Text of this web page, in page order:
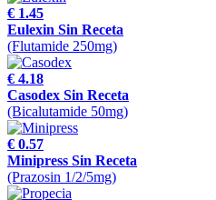
€ 1.45
Eulexin Sin Receta
(Flutamide 250mg)
€ 4.18
Casodex Sin Receta
(Bicalutamide 50mg)
€ 0.57
Minipress Sin Receta
(Prazosin 1/2/5mg)